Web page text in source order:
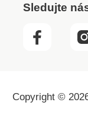
Sledujte
Copyright ©